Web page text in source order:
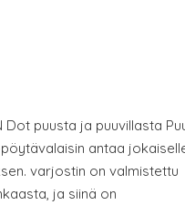
Dot puusta ja puuvillasta
antaa
varjostin on valmistettu
ja siinä on